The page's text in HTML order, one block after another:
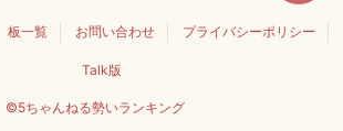
板一覧 お問い合わせ プライバシーポリシー
Talk版
©5ちゃんねる勢いランキング